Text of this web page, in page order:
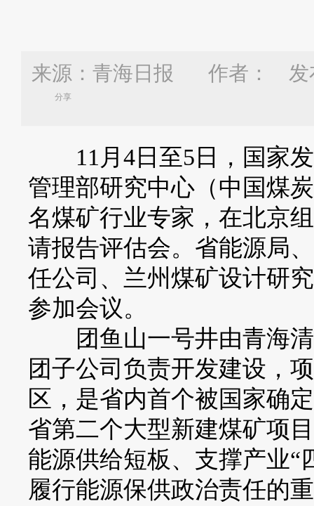
来源：青海日报 作者： 发
分享
11月4日至5日，国家发
管理部研究中心（中国煤
名煤矿行业专家，在北京
请报告评估会。省能源局
任公司、兰州煤矿设计研
参加会议。
团鱼山一号井由青海清
团子公司负责开发建设，
区，是省内首个被国家确
省第二个大型新建煤矿项
能源供给短板、支撑产业“
履行能源保供政治责任的